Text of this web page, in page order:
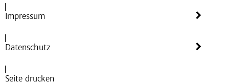
Impressum
Datenschutz
Seite drucken